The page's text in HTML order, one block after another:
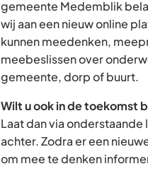
gemeente Medemblik
wij aan een nieuw online
kunnen meedenken,
meebeslissen over
gemeente, dorp of buurt.
Wilt u ook in de toekomst
Laat dan via
achter. Zodra er een
om mee te denken